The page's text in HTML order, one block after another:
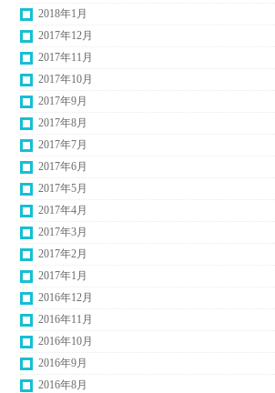
2018年1月
2017年12月
2017年11月
2017年10月
2017年9月
2017年8月
2017年7月
2017年6月
2017年5月
2017年4月
2017年3月
2017年2月
2017年1月
2016年12月
2016年11月
2016年10月
2016年9月
2016年8月